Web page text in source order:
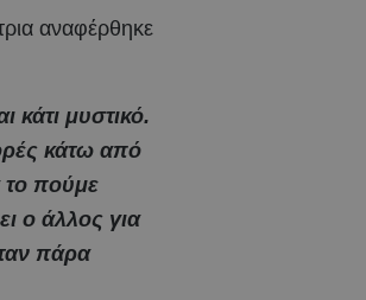
αναφέρθηκε
κάτι μυστικό.
κάτω από
το πούμε
ο άλλος για
πάρα